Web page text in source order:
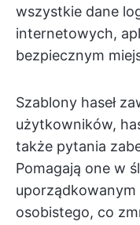
wszystkie dane
internetowych,
bezpiecznym
Szablony haseł
użytkowników,
także pytania
Pomagają one w
osobistego, co